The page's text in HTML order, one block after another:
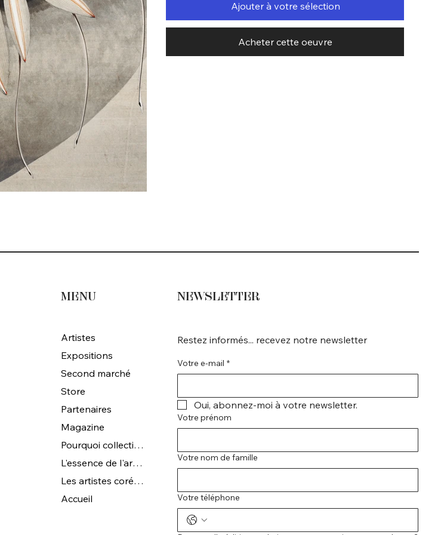
Ajouter à votre sélection
Acheter cette oeuvre
MENU
Artistes
Expositions
Second marché
Store
Partenaires
Magazine
Pourquoi collectionner l'art coréen ?
L'essence de l'art coréen
Les artistes coréens de Magna Gallery
Accueil
Restez informés... recevez notre newsletter
Votre e-mail *
Oui, abonnez-moi à votre newsletter.
Votre prénom
Votre nom de famille
Votre téléphone
NEWSLETTER